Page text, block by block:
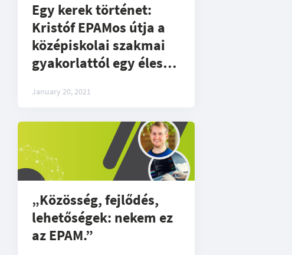
Egy kerek történet:
Kristóf EPAMos útja a
középiskolai szakmai
gyakorlattól egy éles
January 20, 2021
„Közösség, fejlődés,
lehetőségek: nekem ez
az EPAM.”